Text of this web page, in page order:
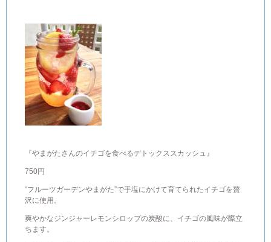
『やまがたさんのイチゴを食べるデトックススカッシュ』
750円
“フルーツガーデンやまがた”で手塩にかけて育てられたイチゴを贅
沢に使用。
爽やかなジンジャーレモンシロップの炭酸に、イチゴの風味が際立
ちます。